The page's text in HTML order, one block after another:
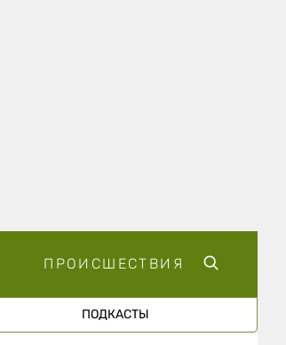
ПРОИСШЕСТВИЯ
ПОДКАСТЫ